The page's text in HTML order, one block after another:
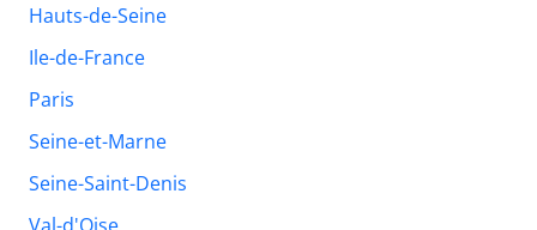
Hauts-de-Seine
Ile-de-France
Paris
Seine-et-Marne
Seine-Saint-Denis